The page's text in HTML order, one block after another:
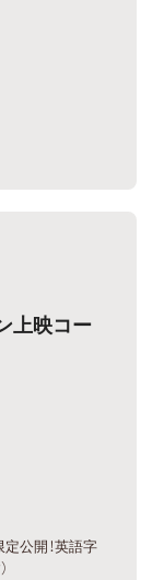
上映コー
公開！英語字